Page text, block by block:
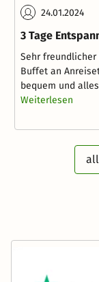
24.01.2024
3 Tage
Sehr freundlicher
Buffet an
bequem und
Weiterlesen